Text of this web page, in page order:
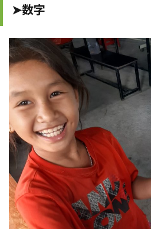
➤数字